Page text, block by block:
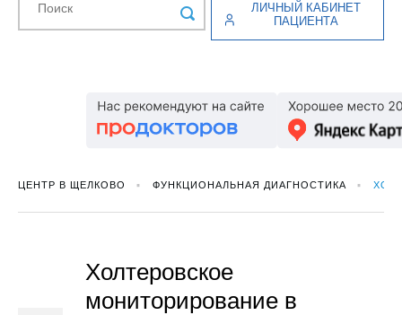
ЛИЧНЫЙ КАБИНЕТ
ПАЦИЕНТА
ЦЕНТР В ЩЕЛКОВО ФУНКЦИОНАЛЬНАЯ ДИАГНОСТИКА
Холтеровское
мониторирование в